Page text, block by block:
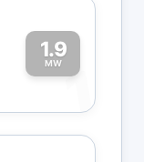
1.9
MW1